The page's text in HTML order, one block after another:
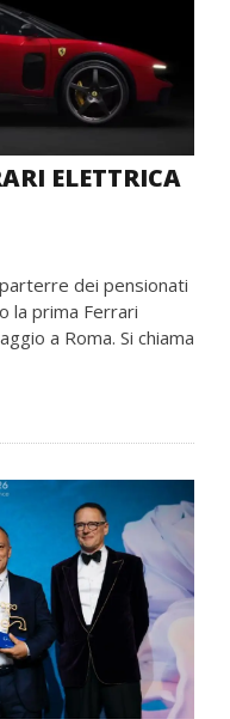
ELETTRICA
dei pensionati
la prima Ferrari
a Roma. Si chiama